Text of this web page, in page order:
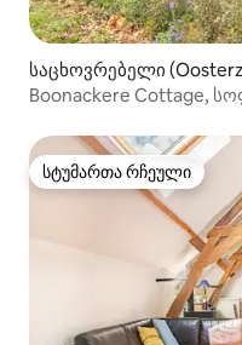
საცხოვრებელი
Boonackere Cottage,
სტუმართა რჩეული
სტუმართა რჩეული